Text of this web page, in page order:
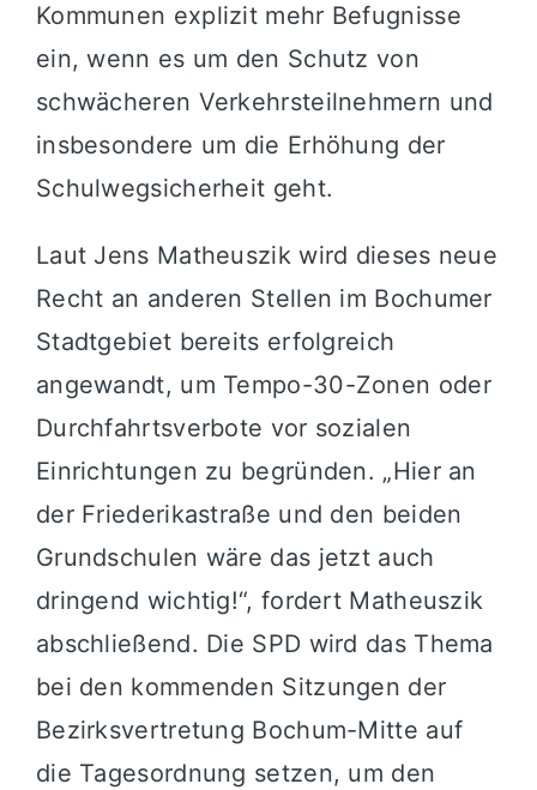
Kommunen explizit mehr Befugnisse
ein, wenn es um den Schutz von
schwächeren Verkehrsteilnehmern und
insbesondere um die Erhöhung der
Schulwegsicherheit geht.
Laut Jens Matheuszik wird dieses neue
Recht an anderen Stellen im Bochumer
Stadtgebiet bereits erfolgreich
angewandt, um Tempo-30-Zonen oder
Durchfahrtsverbote vor sozialen
Einrichtungen zu begründen. „Hier an
der Friederikastraße und den beiden
Grundschulen wäre das jetzt auch
dringend wichtig!“, fordert Matheuszik
abschließend. Die SPD wird das Thema
bei den kommenden Sitzungen der
Bezirksvertretung Bochum-Mitte auf
die Tagesordnung setzen, um den